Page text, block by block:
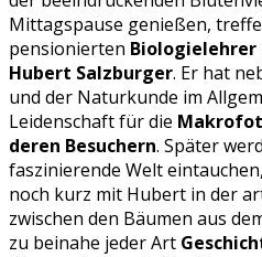
Mittagspause genießen,
pensionierten
Hubert Salzburger. Er hat
und der Naturkunde im
Leidenschaft für die
deren Besuchern. Später
faszinierende Welt
noch kurz mit Hubert in der
zwischen den Bäumen aus
zu beinahe jeder Art